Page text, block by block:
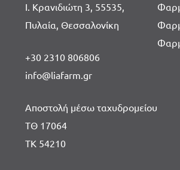
Ι. Κρανιδιώτη 3, 55535,
Πυλαία, Θεσσαλονίκη
+30 2310 806806
info@liafarm.gr
Αποστολή μέσω ταχυδρομείου
ΤΘ 17064
ΤΚ 54210